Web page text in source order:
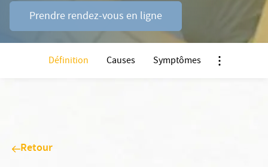
Prendre rendez-vous en ligne
Définition Causes Symptômes
Retour